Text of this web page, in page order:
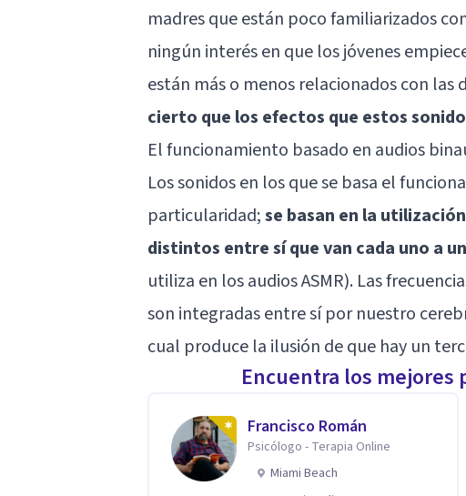
madres que están poco familiarizados
ningún interés en que los jóvenes
están más o menos relacionados con las
cierto que los efectos que estos
El funcionamiento basado en audios
Los sonidos en los que se basa el
particularidad;se basan en la
distintos entre sí que van cada uno a
utiliza en losaudios ASMR). Las
son integradas entre sí pornuestro
cual produce la ilusión de que hay un
Encuentra los mejores
Francisco Román
Psicólogo - Terapia Online
Miami Beach